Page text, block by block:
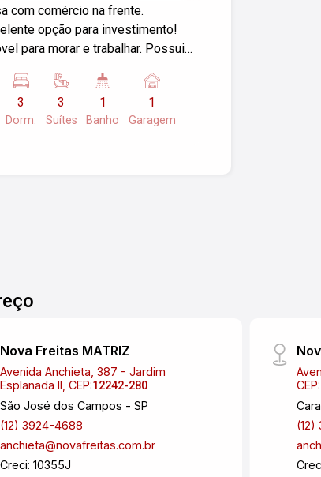
SP
com comércio na frente.
opção para investimento!
para morar e trabalhar. Possui
lavanderia, edícula e garagem.
carro como parte de pagamento.
já uma visita!
3
Dorm.
3
Suítes
1
Banho
1
Garagem
Nova Freitas MATRIZ
Avenida Anchieta, 387 - Jardim
Esplanada II, CEP:12242-280
São José dos Campos - SP
(12) 3924-4688
anchieta@novafreitas.com.br
Creci: 10355J
CEP:
(12)